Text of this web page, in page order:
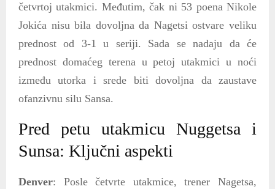
četvrtoj utakmici. Međutim, čak ni 53 poena Nikole
Jokića nisu bila dovoljna da Nagetsi ostvare veliku
prednost od 3-1 u seriji. Sada se nadaju da će
prednost domaćeg terena u petoj utakmici u noći
između utorka i srede biti dovoljna da zaustave
ofanzivnu silu Sansa.
Pred petu utakmicu Nuggetsa i
Sunsa: Ključni aspekti
Denver: Posle četvrte utakmice, trener Nagetsa,